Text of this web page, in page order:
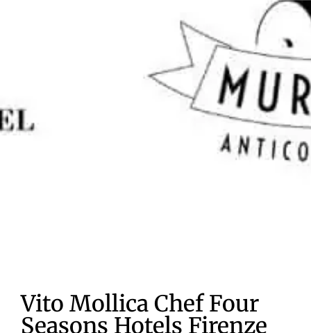
Vito Mollica Chef Four
Seasons Hotels Firenze